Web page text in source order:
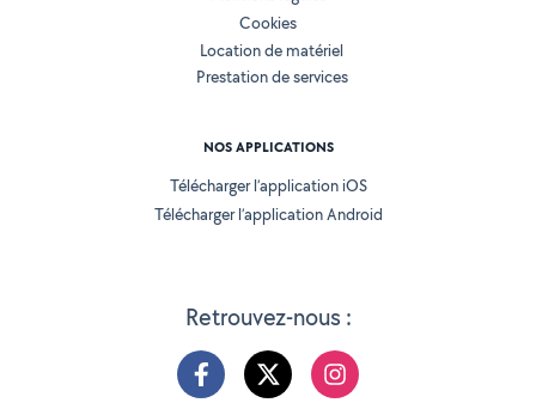
Retrouvez-nous :
Cookies
Location de matériel
Prestation de services
NOS APPLICATIONS
Télécharger l’application iOS
Télécharger l’application Android